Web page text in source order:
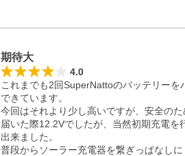
期待大
4.0
これまでも2回SuperNattoのバッテリー
できています。
今回はそれより少し高いですが、安全の
届いた際12.2Vでしたが、当然初期充電
出来ました。
普段からソーラー充電器を繋ぎっぱなし